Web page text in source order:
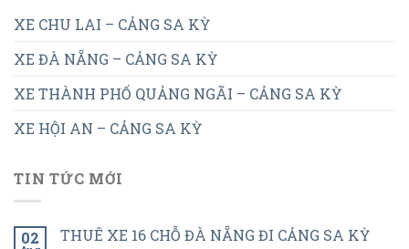
XE CHU LAI – CẢNG SA KỲ
XE ĐÀ NẴNG – CẢNG SA KỲ
XE THÀNH PHỐ QUẢNG NGÃI – CẢNG SA KỲ
XE HỘI AN – CẢNG SA KỲ
TIN TỨC MỚI
02 THUÊ XE 16 CHỖ ĐÀ NẴNG ĐI CẢNG SA KỲ